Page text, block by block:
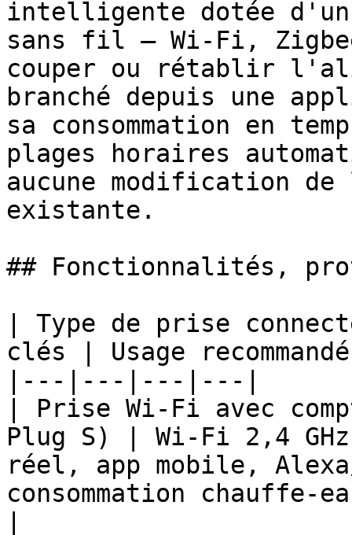
intelligente dotée d'un
sans fil — Wi-Fi,
couper ou rétablir
branché depuis une
sa consommation en
plages horaires
aucune modification
existante.
## Fonctionnalités,
| Type de prise
clés | Usage
|---|---|---|---|
| Prise Wi-Fi avec
Plug S) | Wi-Fi 2,4
réel, app mobile,
consommation